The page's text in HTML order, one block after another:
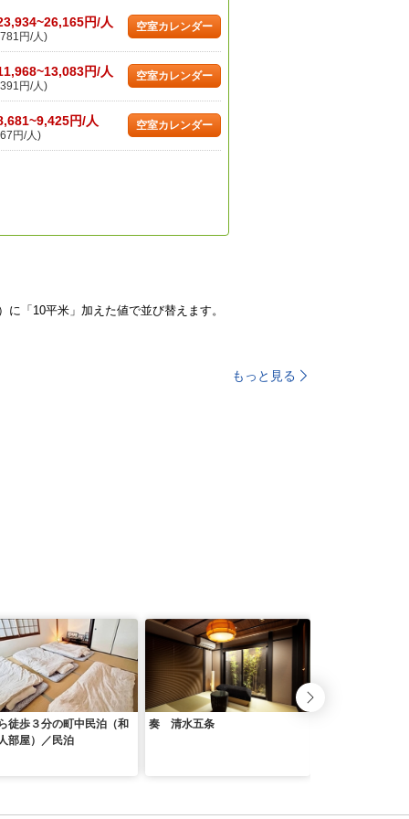
円/人
円/人)
空室カレンダー
円/人
円/人)
空室カレンダー
円/人
円/人)
空室カレンダー
「10平米」加えた値で並び替えます。
もっと見る
徒歩３分の町中民泊（和
部屋）／民泊
奏 清水五条